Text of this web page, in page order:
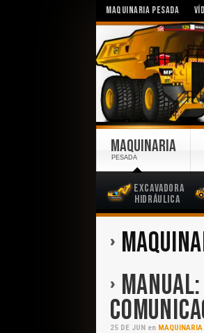
MAQUINARIA PESADA
MAQUINARIA
PESADA
Excavadora
Hidráulica
25 DE JUN en